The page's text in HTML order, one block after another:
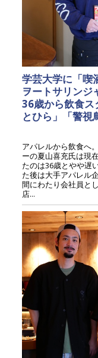
学芸大学に「喫
ヲートサリンジ
36歳から飲食ス
とひら」「警視
アパレルから飲食へ
ーの夏山喜充氏は現
たのは36歳とやや遅
た後は大手アパレル
間にわたり会社員と
店...